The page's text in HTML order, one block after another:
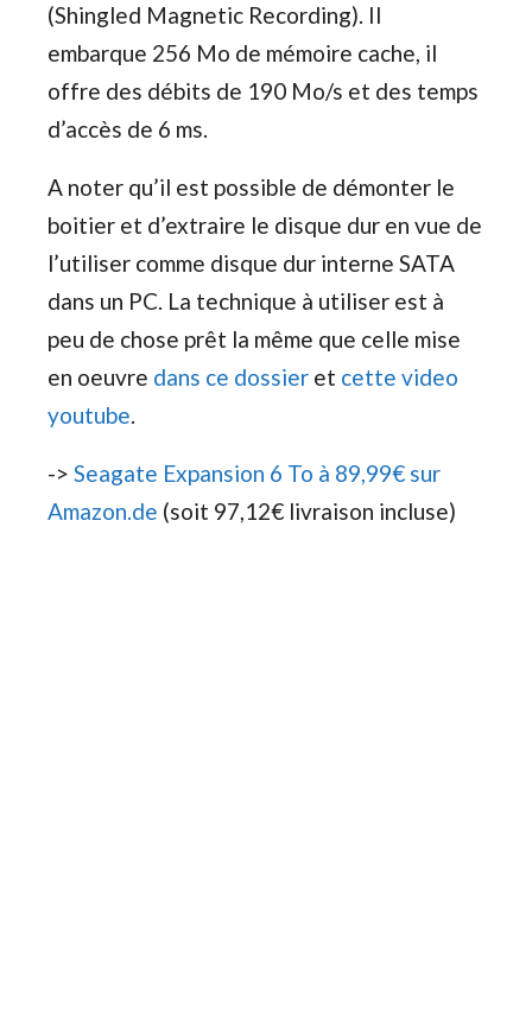
(Shingled Magnetic Recording). Il
embarque 256 Mo de mémoire cache, il
offre des débits de 190 Mo/s et des temps
d’accès de 6 ms.
A noter qu’il est possible de démonter le
boitier et d’extraire le disque dur en vue de
l’utiliser comme disque dur interne SATA
dans un PC. La technique à utiliser est à
peu de chose prêt la même que celle mise
en oeuvre dans ce dossier et cette video
youtube.
-> Seagate Expansion 6 To à 89,99€ sur
Amazon.de (soit 97,12€ livraison incluse)